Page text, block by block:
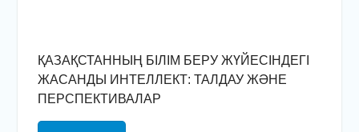
ҚАЗАҚСТАННЫҢ БІЛІМ БЕРУ ЖҮЙЕСІНДЕГІ
ЖАСАНДЫ ИНТЕЛЛЕКТ: ТАЛДАУ ЖӘНЕ
ПЕРСПЕКТИВАЛАР